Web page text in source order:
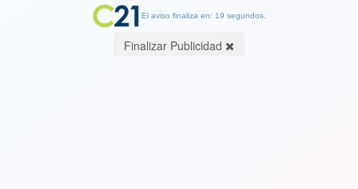
El aviso finaliza en: 19 segundos.
Finalizar Publicidad